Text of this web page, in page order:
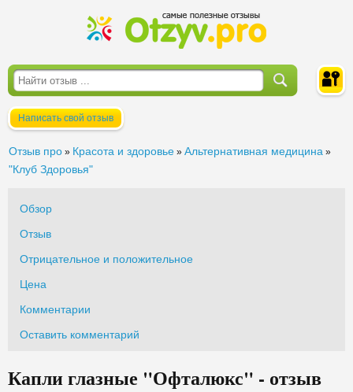
Написать свой отзыв
Отзыв про » Красота и здоровье » Альтернативная медицина »
"Клуб Здоровья"
Обзор
Отзыв
Отрицательное и положительное
Цена
Комментарии
Оставить комментарий
Капли глазные "Офталюкс" - отзыв